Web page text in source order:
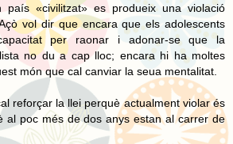
país «civilitzat» es produeix una violació
vol dir que encara que els adolescents
per raonar i adonar-se que la
no du a cap lloc; encara hi ha moltes
món que cal canviar la seua mentalitat.
reforçar la llei perquè actualment violar és
al poc més de dos anys estan al carrer de